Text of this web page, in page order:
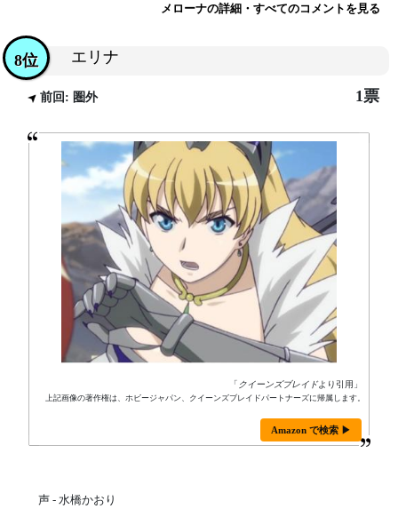
メローナの詳細・すべてのコメントを見る
エリナ
8位
前回: 圏外 1票
「 クイーンズブレイドより引用」
上記画像の著作権は、ホビージャパン、クイーンズブレイドパートナーズに帰属します。
Amazon で検索 ▶
声 - 水橋かおり